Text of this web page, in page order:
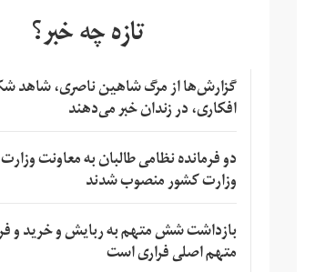
تازه چه خبر؟
گزارش‌ها از مرگ شاهین ناصری، شاهد
افکاری، در زندان خبر می‌دهند
دو فرمانده نظامی طالبان به معاونت
وزارت کشور منصوب شدند
بازداشت شش متهم به ربایش و خرید و
متهم اصلی فراری است